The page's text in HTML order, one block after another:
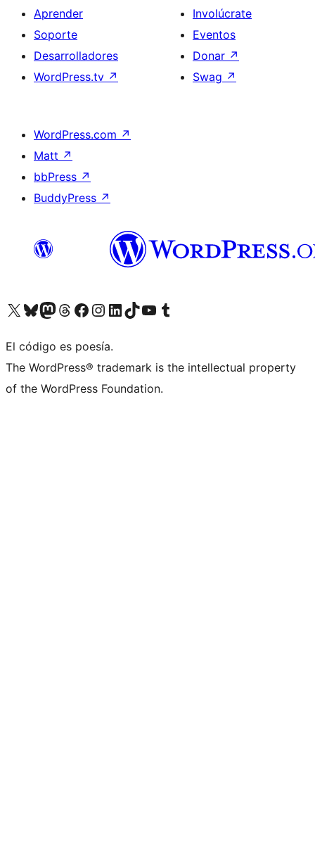
Aprender
Soporte
Desarrolladores
WordPress.tv ↗
Involúcrate
Eventos
Donar ↗
Swag ↗
WordPress.com ↗
Matt ↗
bbPress ↗
BuddyPress ↗
Visita nuestra cuenta de X (anteriormente Twitter)
Visita nuestra cuenta de Bluesky
Visita nuestra cuenta de Mastodon
Visita nuestra cuenta de Threads
Visita nuestra página de Facebook
Visita nuestra cuenta de Instagram
Visita nuestra cuenta de LinkedIn
Visita nuestra cuenta de TikTok
Visita nuestro canal de YouTube
Visita nuestra cuenta de Tumblr
El código es poesía.
The WordPress® trademark is the intellectual property
of the WordPress Foundation.